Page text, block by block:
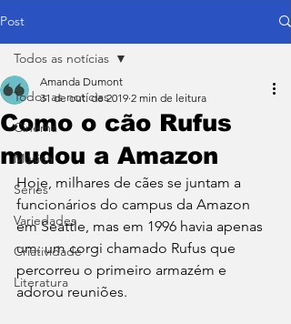
Post
Todos as notícias
Cinema
Música
Séries
Variedades
Criatividade
Literatura
Todos as notícias
Como o cão Rufus
mudou a Amazon
Amanda Dumont
31 de out. de 2019 2 min de leitura
Hoje, milhares de cães se juntam a
funcionários do campus da Amazon
em Seattle, mas em 1996 havia apenas
um: um corgi chamado Rufus que
percorreu o primeiro armazém e
adorou reuniões.